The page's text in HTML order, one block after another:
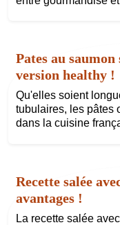
Pates au
version healthy !
Qu'elles soient
tubulaires, les pâtes
dans la cuisine
Recette salée
avantages !
La recette salée